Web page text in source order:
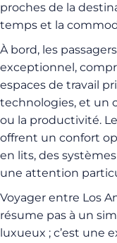
proches de la
temps et la
À bord, les
exceptionnel,
espaces de travail
technologies, et un
ou la productivité.
offrent un confort
en lits, des
une attention
Voyager entre Los
résume pas à un
luxueux ; c’est une